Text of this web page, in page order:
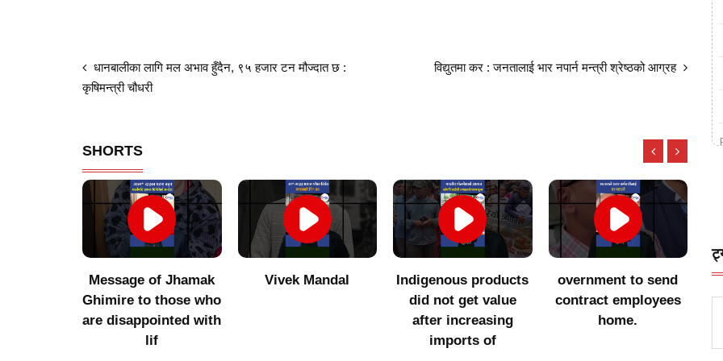
धानबालीका लागि मल अभाव हुँदैन, ९५ हजार टन मौज्दात छ :
कृषिमन्त्री चौधरी
विद्युतमा कर : जनतालाई भार नपार्न मन्त्री श्रेष्ठको आग्रह
SHORTS
Message of Jhamak
Ghimire to those who
are disappointed with
lif
Vivek Mandal
Indigenous products
did not get value
after increasing
imports of
overnment to send
contract employees
home.